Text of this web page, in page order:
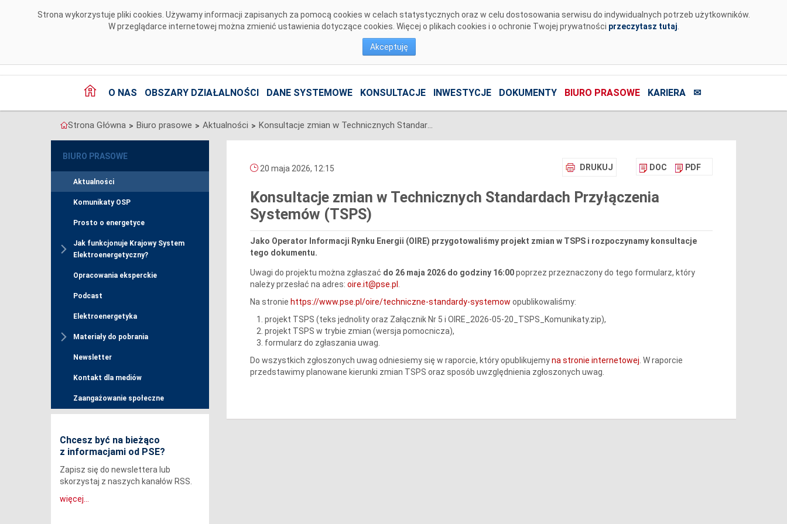
Strona wykorzystuje pliki cookies. Używamy informacji zapisanych za pomocą cookies w celach statystycznych oraz w celu dostosowania serwisu do indywidualnych potrzeb użytkowników.
W przeglądarce internetowej można zmienić ustawienia dotyczące cookies. Więcej o plikach cookies i o ochronie Twojej prywatności przeczytasz tutaj
Akceptuję
O NAS OBSZARY DZIAŁALNOŚCI DANE SYSTEMOWE KONSULTACJE INWESTYCJE DOKUMENTY BIURO PRASOWE KARIERA ✉
Strona Główna > Biuro prasowe > Aktualności > Konsultacje zmian w Technicznych Standardach Przyłączenia Systemów (TSPS)
BIURO PRASOWE
Aktualności
Komunikaty OSP
Prosto o energetyce
Jak funkcjonuje Krajowy System
Elektroenergetyczny?
Opracowania eksperckie
Podcast
Elektroenergetyka
Materiały do pobrania
Newsletter
Kontakt dla mediów
Zaangażowanie społeczne
Chcesz być na bieżąco
z informacjami od PSE?
Zapisz się do newslettera lub
skorzystaj z naszych kanałów RSS.
więcej...
DRUKUJ DOC PDF
20 maja 2026, 12:15
Konsultacje zmian w Technicznych Standardach Przyłączenia
Systemów (TSPS)
Jako Operator Informacji Rynku Energii (OIRE) przygotowaliśmy projekt zmian w TSPS i rozpoczynamy konsultacje
tego dokumentu.
Uwagi do projektu można zgłaszać do 26 maja 2026 do godziny 16:00poprzez przeznaczony do tego formularz, który
należy przesłać na adres: oire.it@pse.pl
Na stronie https://www.pse.pl/oire/techniczne-standardy-systemow opublikowaliśmy:
projekt TSPS (teks jednolity oraz Załącznik Nr 5 i OIRE_2026-05-20_TSPS_Komunikaty.zip),
projekt TSPS w trybie zmian (wersja pomocnicza),
formularz do zgłaszania uwag.
Do wszystkich zgłoszonych uwag odniesiemy się w raporcie, który opublikujemyna stronie internetowej . W raporcie
przedstawimy planowane kierunki zmian TSPS oraz sposób uwzględnienia zgłoszonych uwag.